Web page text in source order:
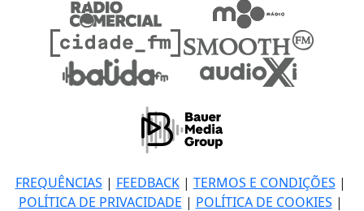
FREQUÊNCIAS | FEEDBACK| TERMOS E CONDIÇÕES |
POLÍTICA DE PRIVACIDADE | POLÍTICA DE COOKIES |